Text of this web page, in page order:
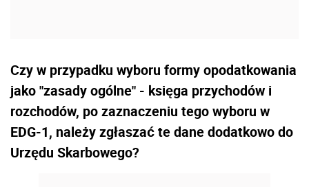
Czy w przypadku wyboru formy opodatkowania
jako "zasady ogólne" - księga przychodów i
rozchodów, po zaznaczeniu tego wyboru w
EDG-1, należy zgłaszać te dane dodatkowo do
Urzędu Skarbowego?